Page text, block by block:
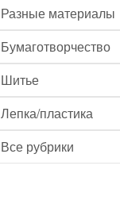
Разные материалы
Бумаготворчество
Шитье
Лепка/пластика
Все рубрики